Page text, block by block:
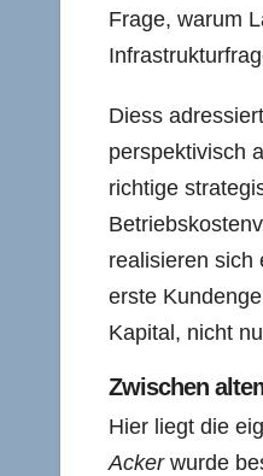
Frage, warum
Diess
perspektivisch
richtige
realisieren sich
erste
Kapital, nicht
Zwischen
Hier liegt die
Ackerwurde